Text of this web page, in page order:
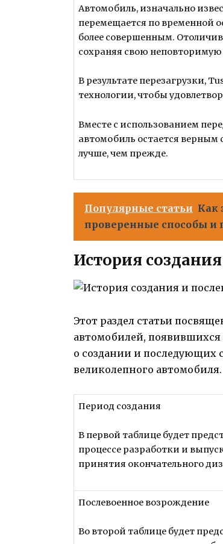
Автомобиль, изначально
перемещается по временной
более совершенным.
сохраняя свою
В результате перезагрузки,
технологии, чтобы
Вместе с использованием
автомобиль остается
лучше, чем прежде.
Популярные статьи Как
проверенные способы и
История
Этот раздел статьи
автомобилей, появившихся
о создании и последующих
великолепного автомобиля.
Период создания
В первой таблице будет
процессе разработки и
принятия окончательного
Послевоенное возрождение
Во второй таблице будет